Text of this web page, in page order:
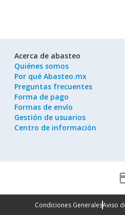
Acerca de abasteo
Quiénes somos
Por qué Abasteo.mx
Preguntas frecuentes
Forma de pago
Formas de envío
Gestión de usuarios
Centro de información
Condiciones GeneralesAviso